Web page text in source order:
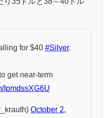
for $40 #Silver.
get near-term
IpmdssXG6U
October 2,